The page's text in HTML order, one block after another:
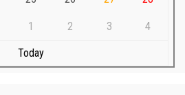
1 2 3 4
Today